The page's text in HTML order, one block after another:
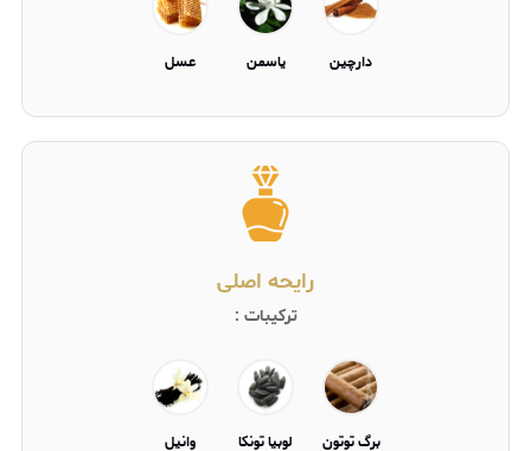
دارچين ياسمن عسل
رایحه اصلی
ترکیبات :
برگ توتون لوبيا تونکا وانيل